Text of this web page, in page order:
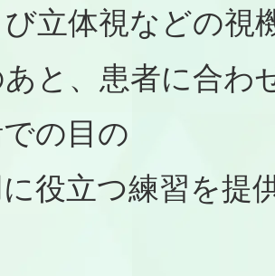
立体視などの視
と、患者に合わ
の目の
役立つ練習を提